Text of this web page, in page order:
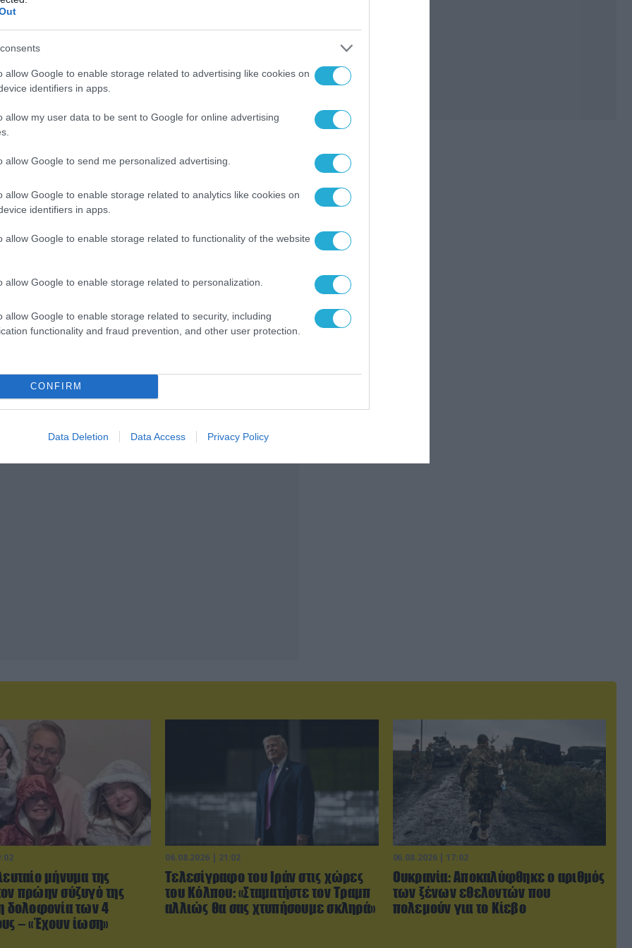
allow Google to enable storage related to advertising like cookies on
identifiers in apps.
allow my user data to be sent to Google for online advertising
allow Google to send me personalized advertising.
allow Google to enable storage related to analytics like cookies on
identifiers in apps.
allow Google to enable storage related to functionality of the website
allow Google to enable storage related to personalization.
allow Google to enable storage related to security, including
functionality and fraud prevention, and other user protection.
CONFIRM
Data Deletion Data Access Privacy Policy
μήνυμα της
πρώην σύζυγό της
δολοφονία των 4
– «Έχουν ίωση»
06.08.2026 | 21:02
Τελεσίγραφο του Ιράν στις χώρες
του Κόλπου: «Σταματήστε τον Τραμπ
αλλιώς θα σας χτυπήσουμε σκληρά»
06.08.2026 | 17:02
Ουκρανία: Αποκαλύφθηκε ο αριθμός
των ξένων εθελοντών που
πολεμούν για το Κίεβο